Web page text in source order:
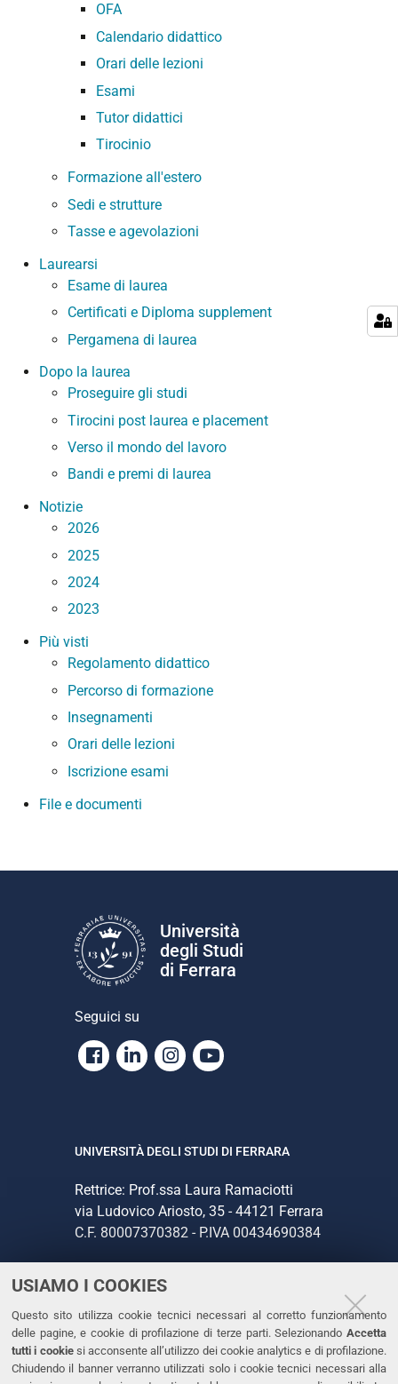
USIAMO I COOKIES
Questo sito utilizza cookie tecnici necessari al corretto funzionamento
delle pagine, e cookie di profilazione di terze parti. Selezionando Accetta
tutti i cookiesi acconsente all’utilizzo dei cookie analytics e di profilazione.
Chiudendo il banner verranno utilizzati solo i cookie tecnici necessari alla
OFA
Calendario didattico
Orari delle lezioni
Esami
Tutor didattici
Tirocinio
Formazione all'estero
Sedi e strutture
Tasse e agevolazioni
Laurearsi
Esame di laurea
Certificati e Diploma supplement
Pergamena di laurea
Dopo la laurea
Proseguire gli studi
Tirocini post laurea e placement
Verso il mondo del lavoro
Bandi e premi di laurea
Notizie
2026
2025
2024
2023
Più visti
Regolamento didattico
Percorso di formazione
Insegnamenti
Orari delle lezioni
Iscrizione esami
File e documenti
Università
degli Studi
di Ferrara
Seguici su
Facebook
LinkedinInstagram
Youtube
UNIVERSITÀ DEGLI STUDI DI FERRARA
Rettrice: Prof.ssa Laura Ramaciotti
via Ludovico Ariosto, 35 - 44121 Ferrara
C.F. 80007370382 - P.IVA 00434690384
CONTATTI
Tel. +39 0532 293111
Fax. +39 0532 293031
PEC